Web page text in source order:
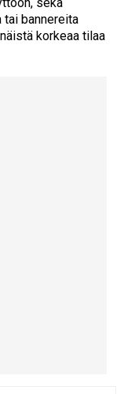
sekä
tai bannereita
korkeaa tilaa